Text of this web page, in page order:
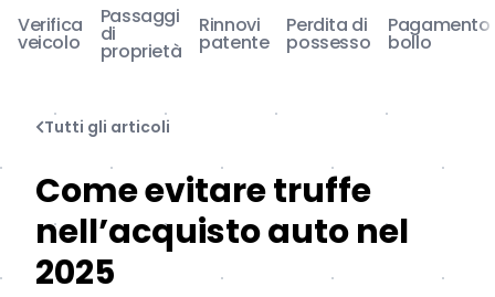
Verifica
veicolo
Passaggi
di
proprietà
Rinnovi
patente
Perdita di
possesso
Pagamento
bollo
Tutti gli articoli
Come evitare truffe
nell’acquisto auto nel
2025